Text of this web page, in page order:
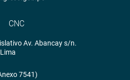
CNC
Av. Abancay s/n.
7541)